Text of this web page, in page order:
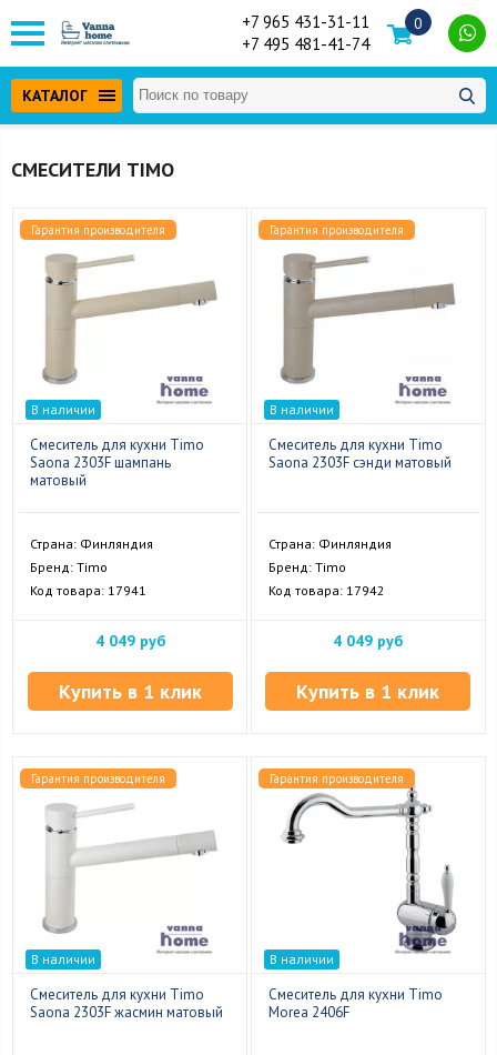
+7 965 431-31-11
+7 495 481-41-74
0
КАТАЛОГ
СМЕСИТЕЛИ TIMO
Гарантия производителя
В наличии
Смеситель для кухни Timo
Saona 2303F шампань
матовый
Страна: Финляндия
Бренд: Timo
Код товара: 17941
4 049 руб
Купить в 1 клик
Гарантия производителя
В наличии
Смеситель для кухни Timo
Saona 2303F сэнди матовый
Страна: Финляндия
Бренд: Timo
Код товара: 17942
4 049 руб
Купить в 1 клик
Гарантия производителя
В наличии
Смеситель для кухни Timo
Saona 2303F жасмин матовый
Гарантия производителя
В наличии
Смеситель для кухни Timo
Morea 2406F